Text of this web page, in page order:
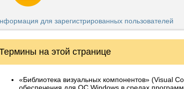
для зарегистрированных пользователей
Информация для зарегистрированных
Все файлы ниже предназначены для ознакомления с
и показывают окошко с напоминанием о регистрации.
на этой странице
«Библиотека визуальных компонентов» (Visual
обеспечения для ОС Windows в средах